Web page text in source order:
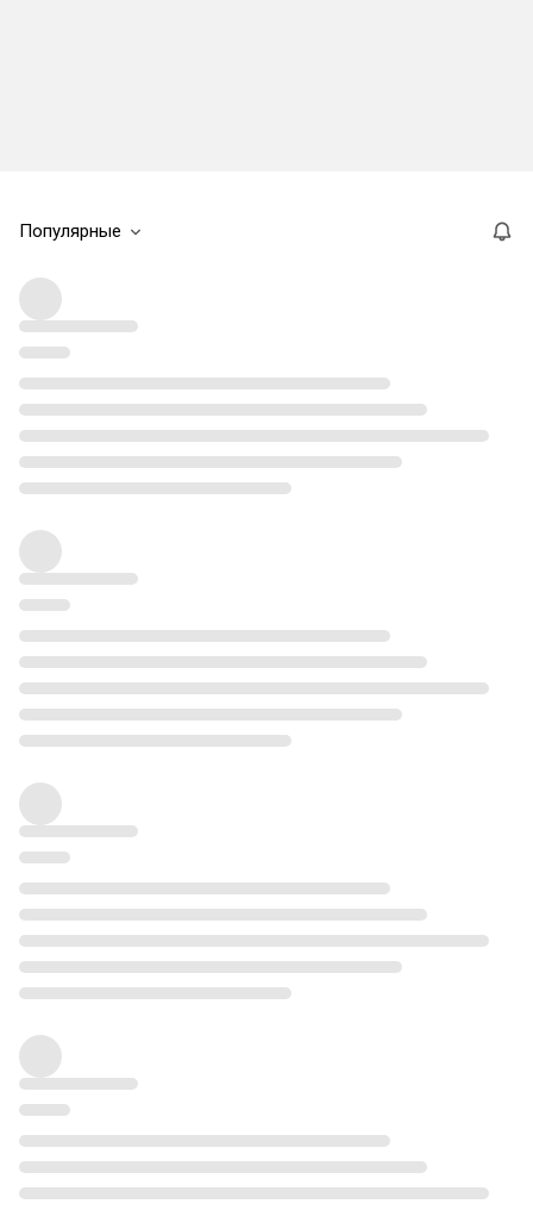
Популярные